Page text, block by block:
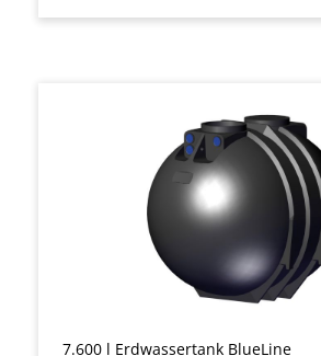
7.600 l Erdwassertank BlueLine